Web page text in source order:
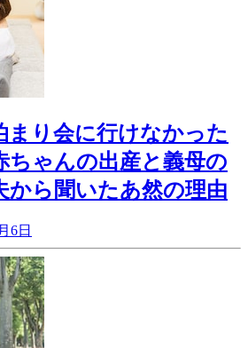
まり会に行けなかった
ちゃんの出産と義母の
から聞いたあ然の理由
6日